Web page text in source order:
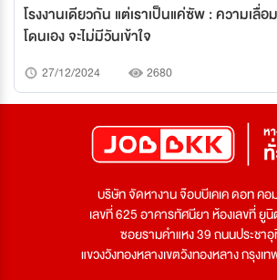
โรงงานเดียวกัน แต่เราเป็นแค่ซัพ : ความเลื่อ
โดนเอง จะไม่มีวันเข้าใจ
27/12/2024 2680
บริษัท จัดหางาน จ๊อบบีเคเค ดอท ค
เลขที่ 625 อาคารทัศนียา ห้องเลขที่ ยู
ซอยรามคำแหง 39 ถนนประชา
แขวงวังทองหลางเขตวังทองหลาง กรุงเ